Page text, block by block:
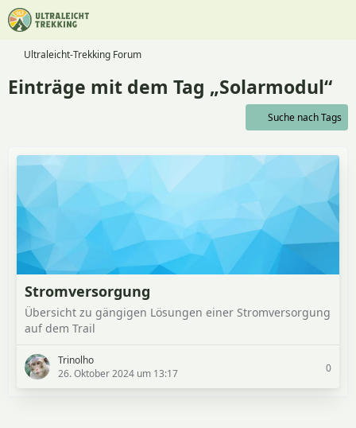
Ultraleicht-Trekking Forum
Einträge mit dem Tag „Solarmodul“
Suche nach Tags
Stromversorgung
Übersicht zu gängigen Lösungen einer Stromversorgung
auf dem Trail
Trinolho
26. Oktober 2024 um 13:17
0